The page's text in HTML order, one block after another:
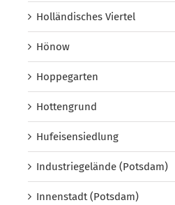
Holländisches Viertel
Hönow
Hoppegarten
Hottengrund
Hufeisensiedlung
Industriegelände (Potsdam)
Innenstadt (Potsdam)